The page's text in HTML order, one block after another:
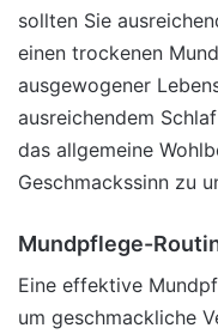
sollten Sie
einen trockenen
ausgewogener
ausreichendem
das allgemeine
Geschmackssinn zu
Mundpflege-
Eine effektive
um geschmackliche